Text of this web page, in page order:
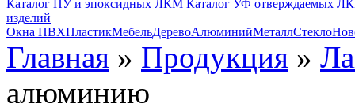
Каталог ПУ и эпоксидных ЛКМ Каталог УФ отверждаемых
изделий
Окна ПВХПластикМебельДеревоАлюминийМеталлСтекло
Главная » Продукция »
алюминию